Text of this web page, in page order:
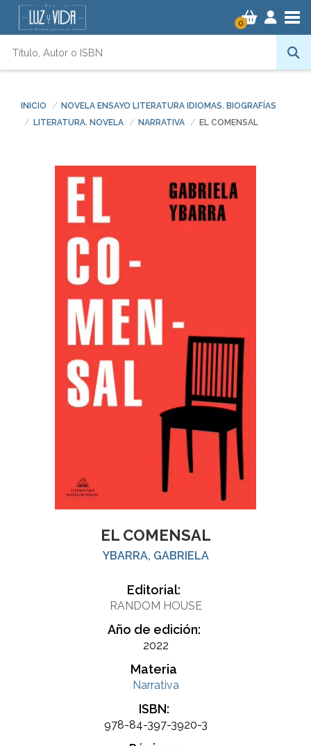
0
INICIO
NOVELA ENSAYO LITERATURA IDIOMAS. BIOGRAFÍAS
LITERATURA. NOVELA
NARRATIVA EL COMENSAL
EL COMENSAL
YBARRA, GABRIELA
Editorial:
RANDOM HOUSE
Año de edición:
2022
Materia
Narrativa
ISBN:
978-84-397-3920-3